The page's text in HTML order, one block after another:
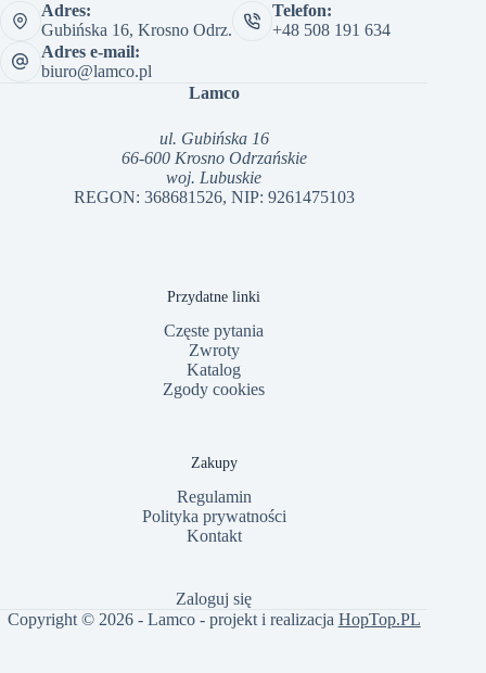
Adres:
Gubińska 16, Krosno Odrz.
Telefon:
+48 508 191 634
Adres e-mail:
biuro@lamco.pl
Lamco
ul. Gubińska 16
66-600 Krosno Odrzańskie
woj. Lubuskie
REGON: 368681526, NIP: 9261475103
Przydatne linki
Częste pytania
Zwroty
Katalog
Zgody cookies
Zakupy
Regulamin
Polityka prywatności
Kontakt
Zaloguj się
Copyright © 2026 - Lamco - projekt i realizacja HopTop.PL